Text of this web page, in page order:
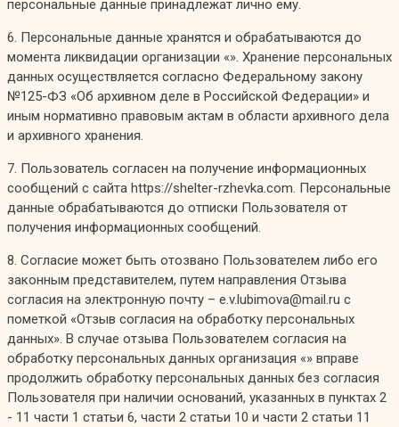
персональные данные принадлежат лично ему.
6. Персональные данные хранятся и обрабатываются до
момента ликвидации организации «». Хранение персональных
данных осуществляется согласно Федеральному закону
№125-ФЗ «Об архивном деле в Российской Федерации» и
иным нормативно правовым актам в области архивного дела
и архивного хранения.
7. Пользователь согласен на получение информационных
сообщений с сайта https://shelter-rzhevka.com. Персональные
данные обрабатываются до отписки Пользователя от
получения информационных сообщений.
8. Согласие может быть отозвано Пользователем либо его
законным представителем, путем направления Отзыва
согласия на электронную почту – e.v.lubimova@mail.ru с
пометкой «Отзыв согласия на обработку персональных
данных». В случае отзыва Пользователем согласия на
обработку персональных данных организация «» вправе
продолжить обработку персональных данных без согласия
Пользователя при наличии оснований, указанных в пунктах 2
- 11 части 1 статьи 6, части 2 статьи 10 и части 2 статьи 11